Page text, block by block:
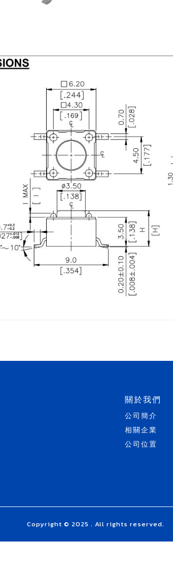
關於我們
公司簡介
相關企業
公司位置
Copyright © 2025 . All rights reserved.